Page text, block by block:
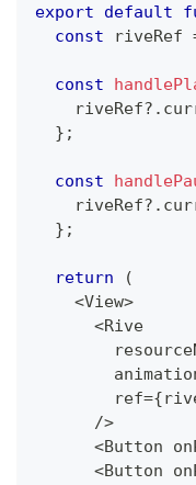
export default
const riveRef
const
    riveRef
?.
} ;
const
    riveRef
?.
} ;
return
(
<View>
<Rive
        ref
={
/>
<Button
<Button